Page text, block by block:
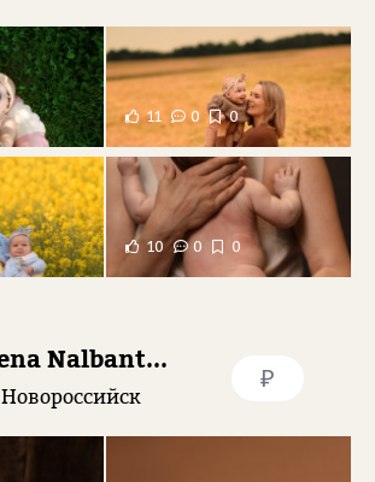
11 0 0
10 0 0
Elena Nalbantova
Новороссийск
₽